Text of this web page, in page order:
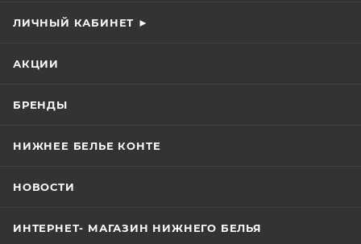
ЛИЧНЫЙ КАБИНЕТ ►
АКЦИИ
БРЕНДЫ
НИЖНЕЕ БЕЛЬЕ КОНТЕ
НОВОСТИ
ИНТЕРНЕТ- МАГАЗИН НИЖНЕГО БЕЛЬЯ